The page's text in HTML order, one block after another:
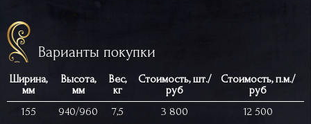
Варианты покупки
Ширина,
мм
Высота,
мм
Вес,
кг
Стоимость, шт./
руб
Стоимость, п.м./
руб
155
940/960 7,5 3 800 12 500